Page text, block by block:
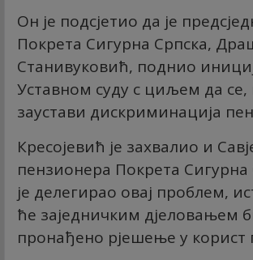
Он је подсјетио да је
Покрета Сигурна Српска,
Станивуковић, поднио
Уставном суду с циљем да се,
заустави дискриминација
Кресојевић је захвалио и
пензионера Покрета Сигурна
је делегирао овај проблем,
ће заједничким д‌јеловањем
пронађено рјешење у корист